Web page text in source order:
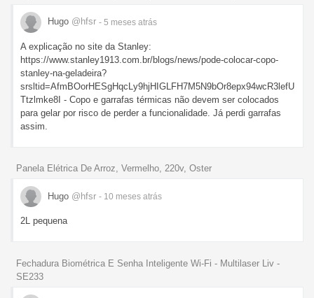
Hugo @hfsr - 5 meses atrás
A explicação no site da Stanley:
https://www.stanley1913.com.br/blogs/news/pode-colocar-copo-
stanley-na-geladeira?
srsltid=AfmBOorHESgHqcLy9hjHIGLFH7M5N9bOr8epx94wcR3lefU
Ttzlmke8I - Copo e garrafas térmicas não devem ser colocados
para gelar por risco de perder a funcionalidade. Já perdi garrafas
assim.
Panela Elétrica De Arroz, Vermelho, 220v, Oster
Hugo @hfsr - 10 meses atrás
2L pequena
Fechadura Biométrica E Senha Inteligente Wi-Fi - Multilaser Liv -
SE233